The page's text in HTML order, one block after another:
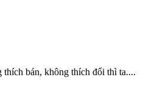
bán, không thích đổi thì ta....